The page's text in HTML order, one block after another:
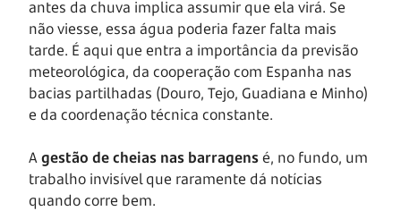
antes da chuva implica assumir que ela virá. Se
não viesse, essa água poderia fazer falta mais
tarde. É aqui que entra a importância da previsão
meteorológica, da cooperação com Espanha nas
bacias partilhadas (Douro, Tejo, Guadiana e Minho)
e da coordenação técnica constante.
Agestão de cheias nas barragensé, no fundo, um
trabalho invisível que raramente dá notícias
quando corre bem.